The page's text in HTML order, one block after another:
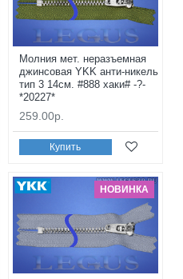
Молния мет. неразъемная
джинсовая YKK анти-никель
тип 3 14см. #888 хаки# -?-
*20227*
259.00р.
Купить
НОВИНКА